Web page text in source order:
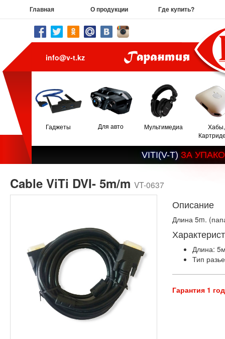
Главная О продукции Где купить?
info@v-t.kz
Гаджеты Для авто Мультимедиа
Хабы,
VITI(V-T) ЗА УПАКО
Cable ViTi DVI- 5m/m VT-0637
Описание
Длина 5m.
Длина:
Тип
Гарантия 1 год